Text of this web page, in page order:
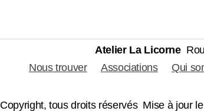
Atelier La Licorne
Nous trouver
Associations Qui
Copyright, tous droits réservés Mise à jour